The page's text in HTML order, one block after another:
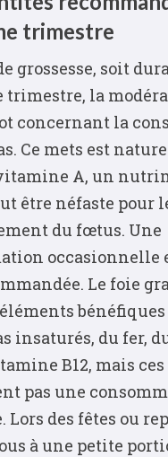
trimestre
grossesse, soit
trimestre, la
concernant la
Ce mets est
A, un
être néfaste pour
du fœtus. Une
occasionnelle
Le foie
insaturés, du fer,
B12, mais
pas une
Lors des fêtes ou
à une petite